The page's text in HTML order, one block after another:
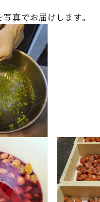
真でお届けします。